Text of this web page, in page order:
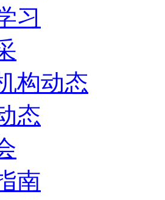
习
构动态
态
南